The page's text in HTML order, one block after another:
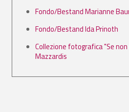
Fondo/Bestand Marianne
Fondo/Bestand Ida Prinoth
Collezione fotografica "Se
Mazzardis